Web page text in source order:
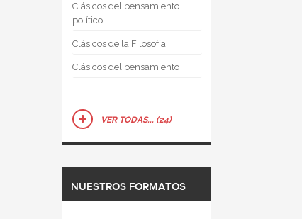
Clásicos del pensamiento
político
Clásicos de la Filosofía
Clásicos del pensamiento
VER TODAS... (24)
NUESTROS FORMATOS